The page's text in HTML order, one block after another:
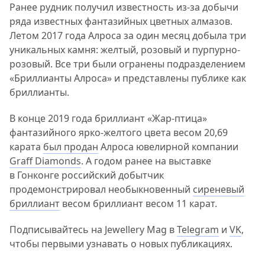
Ранее рудник получил известность из-за добычи
ряда известных фантазийных цветных алмазов.
Летом 2017 года Алроса за один месяц добыла три
уникальных камня: желтый, розовый и пурпурно-
розовый. Все три были огранены подразделением
«Бриллианты Алроса» и представлены публике как
бриллианты.
В конце 2019 года бриллиант «Жар-птица»
фантазийного ярко-желтого цвета весом 20,69
карата был продан Алроса ювелирной компании
Graff Diamonds. А годом ранее на выставке
в Гонконге российский добытчик
продемонстрировал необыкновенный сиреневый
бриллиант весом бриллиант весом 11 карат.
Подписывайтесь на Jewellery Mag вTelegram и VK,
чтобы первыми узнавать о новых публикациях.